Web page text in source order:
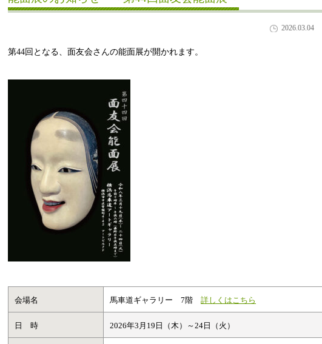
2026.03.04
第44回となる、面友会さんの能面展が開かれます。
会場名 馬車道ギャラリー 7階 詳しくはこちら
日 時 2026年3月19日（木）～24日（火）